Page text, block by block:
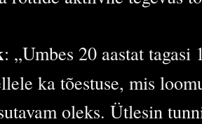
: „Umbes 20 aastat
ka tõestuse, mis
oleks. Ütlesin